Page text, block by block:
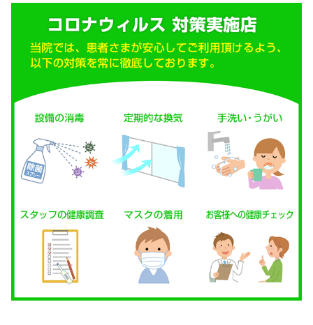
を整えていく必要があります。
また、足底腱膜炎は、医療機関によ
ても３ヶ月～３年以内には、９割以
しているといわれています。
しかし、足に不快な苦痛を感じるも
な施術を受け、早期回復を目指した
足底腱膜炎に関することでご不明な
ら、中央区・築地・勝どき にあるキ
灸整骨院にご相談ください。